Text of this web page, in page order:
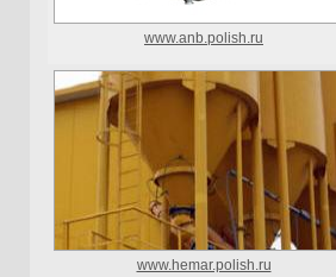
www.anb.polish.ru
www.hemar.polish.ru